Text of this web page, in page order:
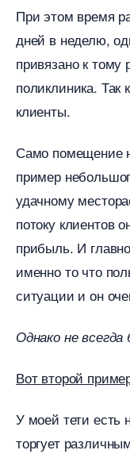
При этом время
дней в неделю,
привязано к тому
поликлиника. Так
клиенты.
Само помещение
пример
удачному
потоку клиентов
прибыль. И
именно то что
ситуации и он
Однако не
от второй
У моей тети есть
торгует